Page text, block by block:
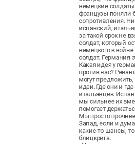
немецкие
французы поняли
сопротивления.
испанский,
за такой срок не
солдат, который
немецкого в
солдат. Германия
Какая идея у
против нас?
могут
идеи. Где они и
итальянцев.
мы сильнее их
помогает
Мы просто
Запад, если и
какие-то шансы,
блицкрига.